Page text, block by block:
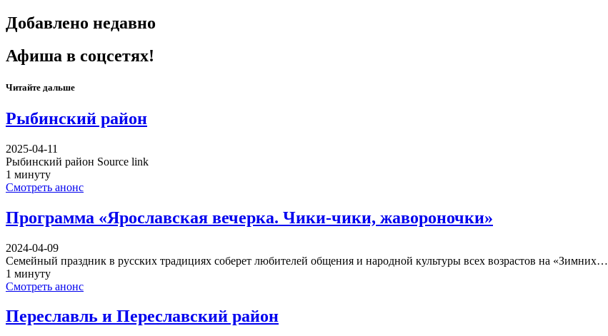
Добавлено недавно
Афиша в соцсетях!
Читайте дальше
Рыбинский район
2025-04-11
Рыбинский район Source link
1 минуту
Смотреть анонс
Программа «Ярославская вечерка. Чики-чики, жавороночки»
2024-04-09
Семейный праздник в русских традициях соберет любителей общения и народной культуры всех возрастов на «Зимних…
1 минуту
Смотреть анонс
Переславль и Переславский район